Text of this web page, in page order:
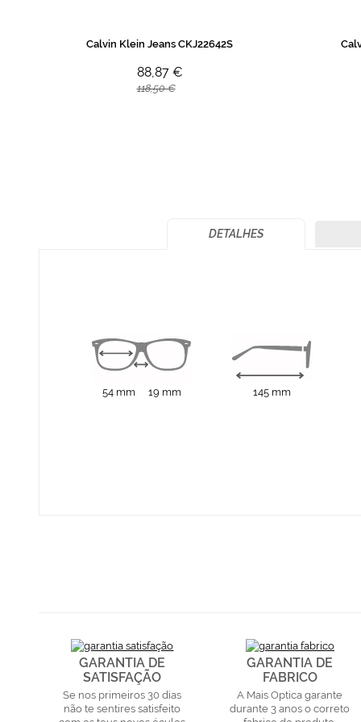
Calvin Klein Jeans CKJ22642S
88,87 €
118,50 €
DETALHES
54 mm 19 mm 145 mm
GARANTIA DE
SATISFAÇÃO
Se nos primeiros 30 dias
não te sentires satisfeito
GARANTIA DE
FABRICO
A Mais Optica garante
durante 3 anos o correto